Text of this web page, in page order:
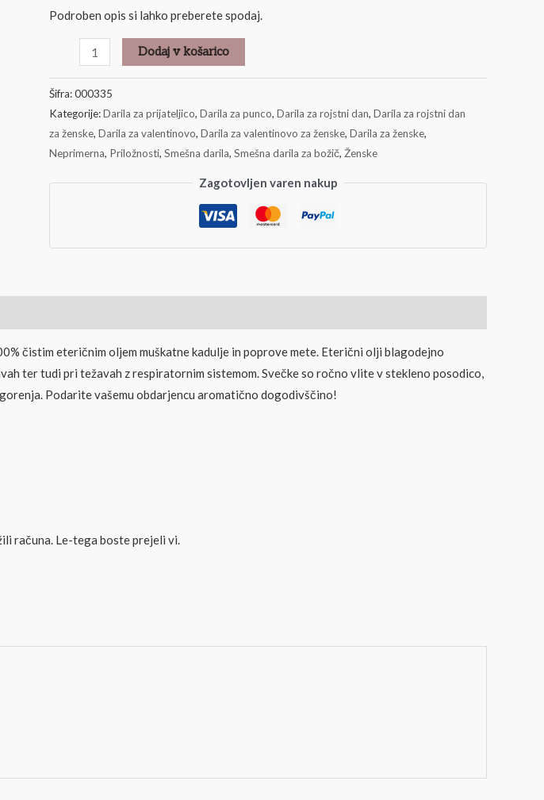
Podroben opis si lahko preberete spodaj.
Dodaj v košarico
Šifra:000335
Kategorije:Darila za prijateljico, Darila za punco, Darila za rojstni dan, Darila za rojstni dan
za ženske, Darila za valentinovo, Darila za valentinovo za ženske, Darila za ženske,
Neprimerna, Priložnosti, Smešna darila, Smešna darila za božič, Ženske
Zagotovljen varen nakup
čistim eteričnim oljem muškatne kadulje in poprove mete. Eterični olji blagodejno
ter tudi pri težavah z respiratornim sistemom. Svečke so ročno vlite v stekleno posodico,
Podarite vašemu obdarjencu aromatično dogodivščino!
računa. Le-tega boste prejeli vi.